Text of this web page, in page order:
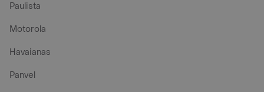
Paulista
Motorola
Havaianas
Panvel